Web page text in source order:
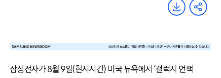
삼성전자가 8월 9일(현지시간) 미국 뉴욕에서 ‘갤럭시 언팩